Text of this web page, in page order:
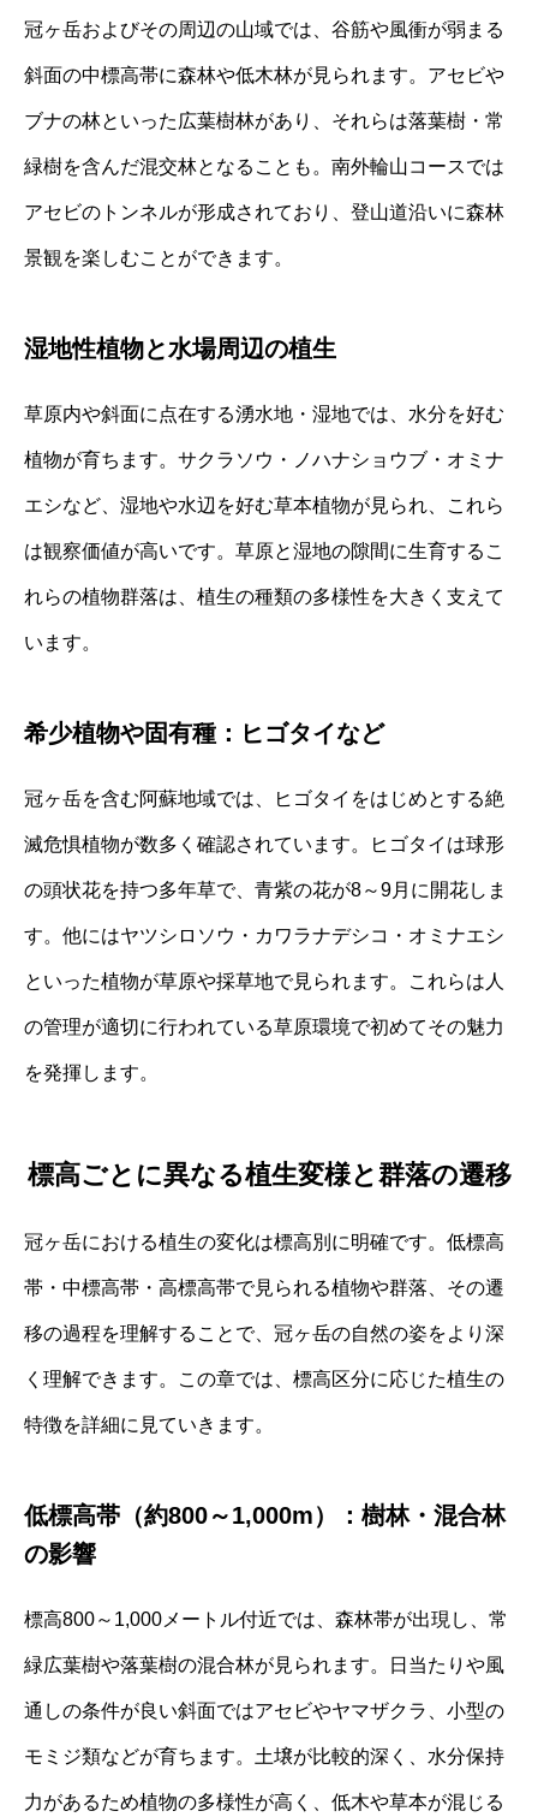
冠ヶ岳およびその周辺の山域では、谷筋や風衝が弱まる
斜面の中標高帯に森林や低木林が見られます。アセビや
ブナの林といった広葉樹林があり、それらは落葉樹・常
緑樹を含んだ混交林となることも。南外輪山コースでは
アセビのトンネルが形成されており、登山道沿いに森林
景観を楽しむことができます。
湿地性植物と水場周辺の植生
草原内や斜面に点在する湧水地・湿地では、水分を好む
植物が育ちます。サクラソウ・ノハナショウブ・オミナ
エシなど、湿地や水辺を好む草本植物が見られ、これら
は観察価値が高いです。草原と湿地の隙間に生育するこ
れらの植物群落は、植生の種類の多様性を大きく支えて
います。
希少植物や固有種：ヒゴタイなど
冠ヶ岳を含む阿蘇地域では、ヒゴタイをはじめとする絶
滅危惧植物が数多く確認されています。ヒゴタイは球形
の頭状花を持つ多年草で、青紫の花が8～9月に開花しま
す。他にはヤツシロソウ・カワラナデシコ・オミナエシ
といった植物が草原や採草地で見られます。これらは人
の管理が適切に行われている草原環境で初めてその魅力
を発揮します。
標高ごとに異なる植生変様と群落の遷移
冠ヶ岳における植生の変化は標高別に明確です。低標高
帯・中標高帯・高標高帯で見られる植物や群落、その遷
移の過程を理解することで、冠ヶ岳の自然の姿をより深
く理解できます。この章では、標高区分に応じた植生の
特徴を詳細に見ていきます。
低標高帯（約800～1,000m）：樹林・混合林
の影響
標高800～1,000メートル付近では、森林帯が出現し、常
緑広葉樹や落葉樹の混合林が見られます。日当たりや風
通しの条件が良い斜面ではアセビやヤマザクラ、小型の
モミジ類などが育ちます。土壌が比較的深く、水分保持
力があるため植物の多様性が高く、低木や草本が混じる